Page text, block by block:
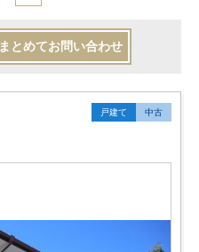
まとめてお問い合わせ
戸建て 中古